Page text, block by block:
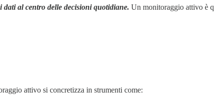
al centro delle decisioni quotidiane. Un monitoraggio attivo è
attivo si concretizza in strumenti come: